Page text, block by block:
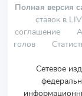
Полная версия
ставок в
соглашение
голов
Сетевое